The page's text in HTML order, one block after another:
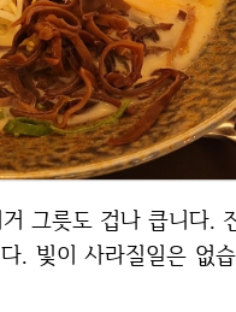
. 빛이 사라질일은 없